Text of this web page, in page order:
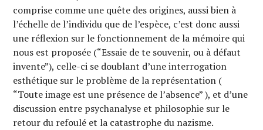
comprise comme une quête des origines, aussi bien à
l’échelle de l’individu que de l’espèce, c’est donc aussi
une réflexion sur le fonctionnement de la mémoire qui
nous est proposée (“Essaie de te souvenir, ou à défaut
invente”), celle-ci se doublant d’une interrogation
esthétique sur le problème de la représentation (
“Toute image est une présence de l’absence” ), et d’une
discussion entre psychanalyse et philosophie sur le
retour du refoulé et la catastrophe du nazisme.